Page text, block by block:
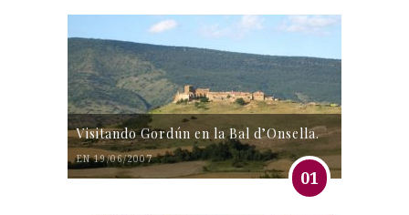
Visitando Gordún en la Bal d’Onsella.
EN 19/06/2007
01